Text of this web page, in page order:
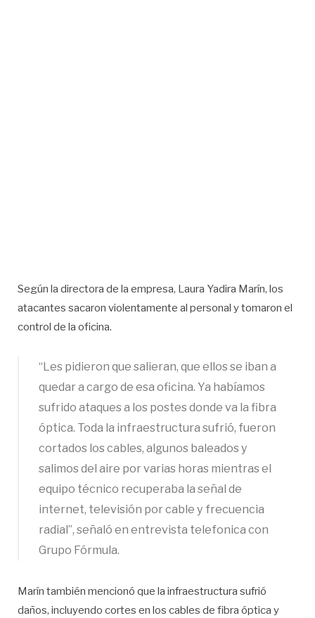
Según la directora de la empresa, Laura Yadira Marín, los
atacantes sacaron violentamente al personal y tomaron el
control de la oficina.
“Les pidieron que salieran, que ellos se iban a
quedar a cargo de esa oficina. Ya habíamos
sufrido ataques a los postes donde va la fibra
óptica. Toda la infraestructura sufrió, fueron
cortados los cables, algunos baleados y
salimos del aire por varias horas mientras el
equipo técnico recuperaba la señal de
internet, televisión por cable y frecuencia
radial”, señaló en entrevista telefonica con
Grupo Fórmula.
Marín también mencionó que la infraestructura sufrió
daños, incluyendo cortes en los cables de fibra óptica y